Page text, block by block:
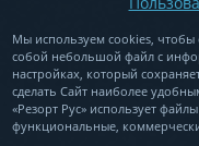
Мы используем cookies, чтобы
собой небольшой файл c
настройках, который
сделать Сайт наиболее
«Резорт Рус» использует
функциональные,